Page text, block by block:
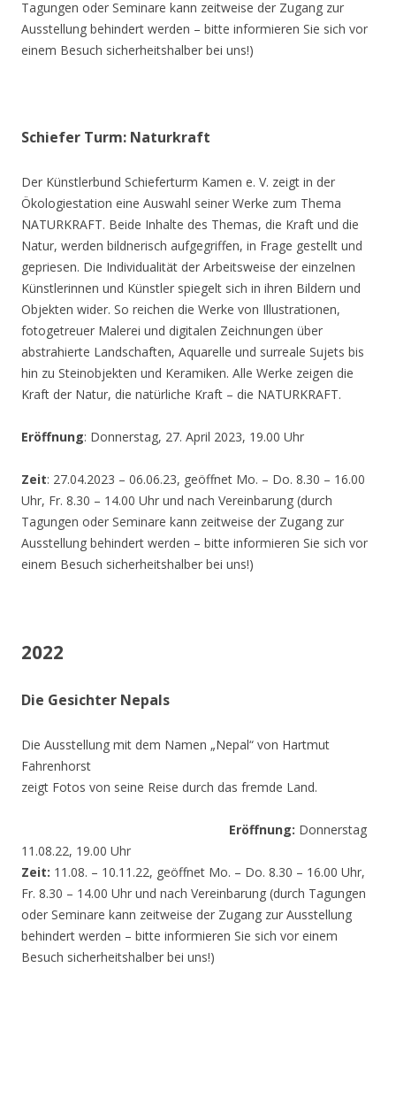
Tagungen oder Seminare kann zeitweise der Zugang zur
Ausstellung behindert werden – bitte informieren Sie sich vor
einem Besuch sicherheitshalber bei uns!)
Schiefer Turm: Naturkraft
Der Künstlerbund Schieferturm Kamen e. V. zeigt in der
Ökologiestation eine Auswahl seiner Werke zum Thema
NATURKRAFT. Beide Inhalte des Themas, die Kraft und die
Natur, werden bildnerisch aufgegriffen, in Frage gestellt und
gepriesen. Die Individualität der Arbeitsweise der einzelnen
Künstlerinnen und Künstler spiegelt sich in ihren Bildern und
Objekten wider. So reichen die Werke von Illustrationen,
fotogetreuer Malerei und digitalen Zeichnungen über
abstrahierte Landschaften, Aquarelle und surreale Sujets bis
hin zu Steinobjekten und Keramiken. Alle Werke zeigen die
Kraft der Natur, die natürliche Kraft – die NATURKRAFT.
Eröffnung: Donnerstag, 27. April 2023, 19.00 Uhr
Zeit: 27.04.2023 – 06.06.23, geöffnet Mo. – Do. 8.30 – 16.00
Uhr, Fr. 8.30 – 14.00 Uhr und nach Vereinbarung (durch
Tagungen oder Seminare kann zeitweise der Zugang zur
Ausstellung behindert werden – bitte informieren Sie sich vor
einem Besuch sicherheitshalber bei uns!)
2022
Die Gesichter Nepals
Die Ausstellung mit dem Namen „Nepal“ von Hartmut
Fahrenhorst
zeigt Fotos von seine Reise durch das fremde Land.
Eröffnung: Donnerstag
11.08.22, 19.00 Uhr
Zeit: 11.08. – 10.11.22, geöffnet Mo. – Do. 8.30 – 16.00 Uhr,
Fr. 8.30 – 14.00 Uhr und nach Vereinbarung (durch Tagungen
oder Seminare kann zeitweise der Zugang zur Ausstellung
behindert werden – bitte informieren Sie sich vor einem
Besuch sicherheitshalber bei uns!)